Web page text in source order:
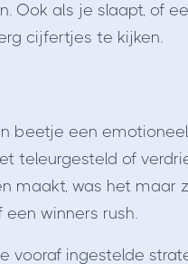
Ook als je slaapt, of
cijfertjes te kijken.
beetje een
teleurgesteld of
maakt, was het maar
winners rush.
vooraf ingestelde